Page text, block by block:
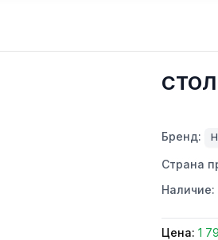
СТОЛ
Бренд:
Страна
Наличие:
Цена: 1